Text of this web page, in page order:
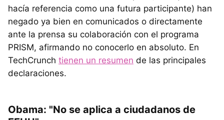
hacía referencia como una futura participante) han
negado ya bien en comunicados o directamente
ante la prensa su colaboración con el programa
PRISM, afirmando no conocerlo en absoluto. En
TechCrunch tienen un resumen de las principales
declaraciones.
Obama: "No se aplica a ciudadanos de